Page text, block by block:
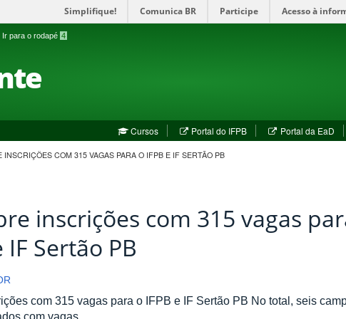
Simplifique! Comunica BR Participe Acesso à
Ir para o rodapé 4
Cursos Portal do IFPB(abre
em
Portal da EaD
em
INSCRIÇÕES COM 315 VAGAS PARA O IFPB E IF SERTÃO PB
inscrições com 315 vagas
IF Sertão PB
com 315 vagas para o IFPB e IF Sertão PB No total, seis
com vagas